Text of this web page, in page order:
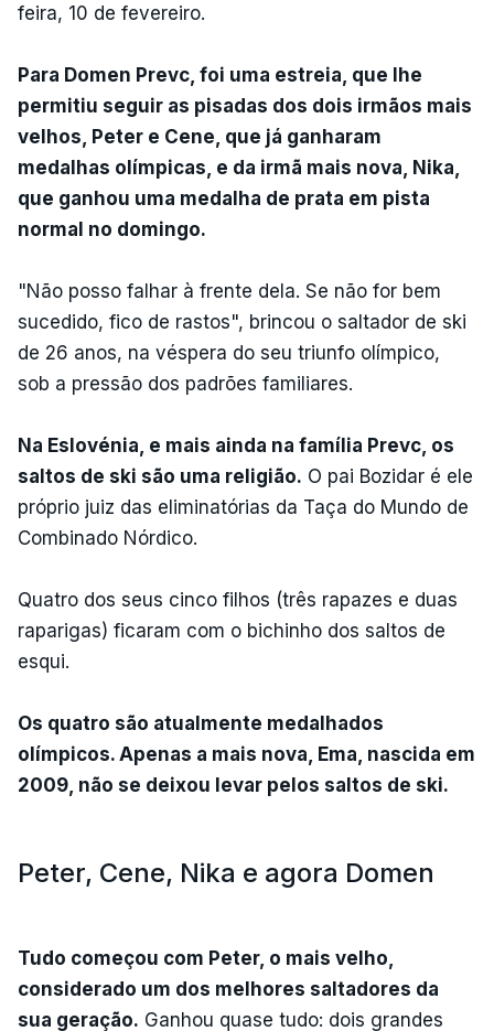
feira, 10 de fevereiro.
Para Domen Prevc, foi uma estreia, que lhe
permitiu seguir as pisadas dos dois irmãos mais
velhos, Peter e Cene, que já ganharam
medalhas olímpicas, e da irmã mais nova, Nika,
que ganhou uma medalha de prata em pista
normal no domingo.
"Não posso falhar à frente dela. Se não for bem
sucedido, fico de rastos", brincou o saltador de ski
de 26 anos, na véspera do seu triunfo olímpico,
sob a pressão dos padrões familiares.
Na Eslovénia, e mais ainda na família Prevc, os
saltos de ski são uma religião. O pai Bozidar é ele
próprio juiz das eliminatórias da Taça do Mundo de
Combinado Nórdico.
Quatro dos seus cinco filhos (três rapazes e duas
raparigas) ficaram com o bichinho dos saltos de
esqui.
Os quatro são atualmente medalhados
olímpicos. Apenas a mais nova, Ema, nascida em
2009, não se deixou levar pelos saltos de ski.
Peter, Cene, Nika e agora Domen
Tudo começou com Peter, o mais velho,
considerado um dos melhores saltadores da
sua geração. Ganhou quase tudo: dois grandes